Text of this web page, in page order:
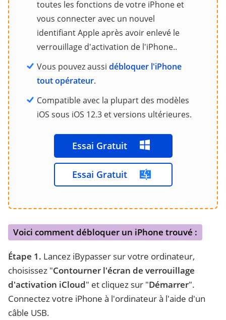
toutes les fonctions de votre iPhone et
vous connecter avec un nouvel
identifiant Apple après avoir enlevé le
verrouillage d'activation de l'iPhone..
Vous pouvez aussi débloquer l'iPhone
tout opérateur.
Compatible avec la plupart des modèles
iOS sous iOS 12.3 et versions ultérieures.
Essai Gratuit
Essai Gratuit
Voici comment débloquer un iPhone trouvé :
Étape 1. Lancez iBypasser sur votre ordinateur,
choisissez "Contourner l'écran de verrouillage
d'activation iCloud" et cliquez sur "Démarrer".
Connectez votre iPhone à l'ordinateur à l'aide d'un
câble USB.